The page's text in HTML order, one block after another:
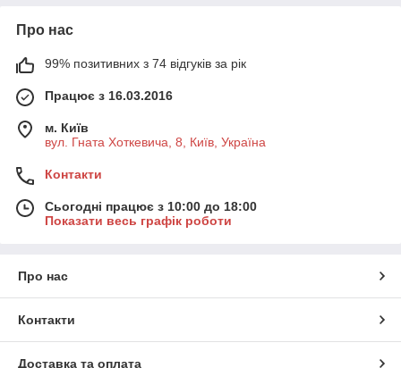
Про нас
99% позитивних з 74 відгуків за рік
Працює з 16.03.2016
м. Київ
вул. Гната Хоткевича, 8, Київ, Україна
Контакти
Сьогодні працює з 10:00 до 18:00
Показати весь графік роботи
Про нас
Контакти
Доставка та оплата